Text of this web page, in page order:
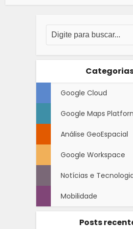
Google Cloud
Google Maps
Análise GeoEspacial
Google Workspace
Notícias e
Mobilidade
Posts